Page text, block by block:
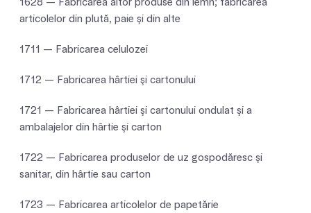
articolelor din plută, paie şi din alte
1711 — Fabricarea celulozei
1712 — Fabricarea hârtiei şi cartonului
1721 — Fabricarea hârtiei şi cartonului ondulat şi a
ambalajelor din hârtie şi carton
1722 — Fabricarea produselor de uz gospodăresc şi
sanitar, din hârtie sau carton
1723 — Fabricarea articolelor de papetărie